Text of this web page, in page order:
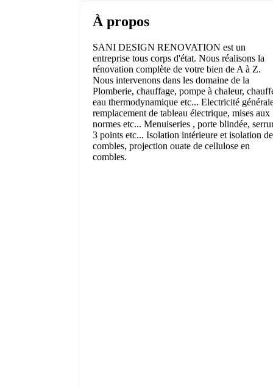
À propos
SANI DESIGN RENOVATION est un
entreprise tous corps d'état. Nous réalisons la
rénovation complète de votre bien de A à Z.
Nous intervenons dans les domaine de la
Plomberie, chauffage, pompe à chaleur,
eau thermodynamique etc... Electricité
remplacement de tableau électrique, mises aux
normes etc... Menuiseries , porte blindée,
3 points etc... Isolation intérieure et isolation de
combles, projection ouate de cellulose en
combles.